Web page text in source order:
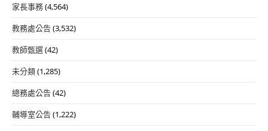
家長事務(4,564)
教務處公告(3,532)
教師甄選(42)
未分類(1,285)
總務處公告(42)
輔導室公告(1,222)